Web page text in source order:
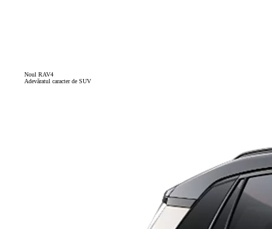
Noul RAV4
Adevăratul caracter de SUV